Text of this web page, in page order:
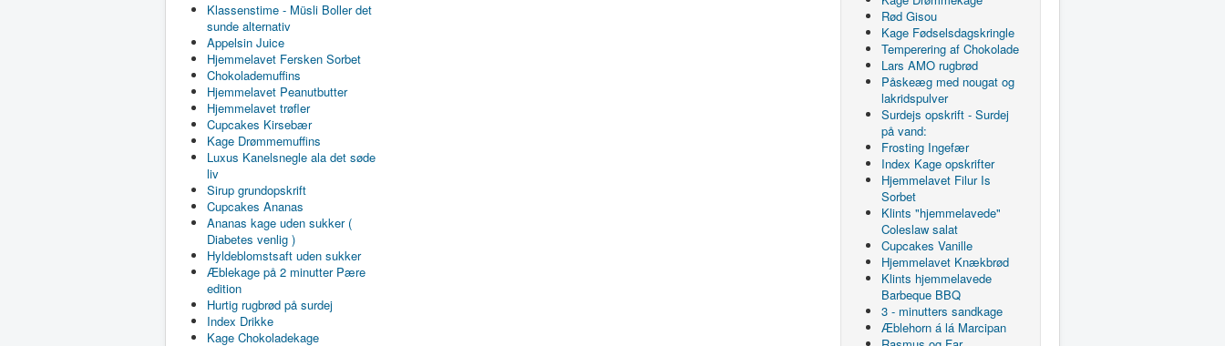
Klassenstime - Müsli Boller det
sunde alternativ
Appelsin Juice
Hjemmelavet Fersken Sorbet
Chokolademuffins
Hjemmelavet Peanutbutter
Hjemmelavet trøfler
Cupcakes Kirsebær
Kage Drømmemuffins
Luxus Kanelsnegle ala det søde
liv
Sirup grundopskrift
Cupcakes Ananas
Ananas kage uden sukker (
Diabetes venlig )
Hyldeblomstsaft uden sukker
Æblekage på 2 minutter Pære
edition
Hurtig rugbrød på surdej
Index Drikke
Kage Chokoladekage
Rød Gisou
Kage Fødselsdagskringle
Temperering af Chokolade
Lars AMO rugbrød
Påskeæg med nougat og
lakridspulver
Surdejs opskrift - Surdej
på vand:
Frosting Ingefær
Index Kage opskrifter
Hjemmelavet Filur Is
Sorbet
Klints "hjemmelavede"
Coleslaw salat
Cupcakes Vanille
Hjemmelavet Knækbrød
Klints hjemmelavede
Barbeque BBQ
3 - minutters sandkage
Æblehorn á lá Marcipan